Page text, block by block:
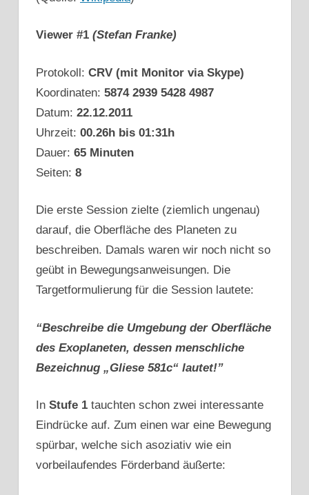
Viewer #1 (Stefan Franke)
Protokoll: CRV (mit Monitor via Skype)
Koordinaten: 5874 2939 5428 4987
Datum: 22.12.2011
Uhrzeit: 00.26h bis 01:31h
Dauer: 65 Minuten
Seiten: 8
Die erste Session zielte (ziemlich ungenau)
darauf, die Oberfläche des Planeten zu
beschreiben. Damals waren wir noch nicht so
geübt in Bewegungsanweisungen. Die
Targetformulierung für die Session lautete:
“Beschreibe die Umgebung der Oberfläche
des Exoplaneten, dessen menschliche
Bezeichnug „Gliese 581c“ lautet!”
In Stufe 1 tauchten schon zwei interessante
Eindrücke auf. Zum einen war eine Bewegung
spürbar, welche sich asoziativ wie ein
vorbeilaufendes Förderband äußerte: